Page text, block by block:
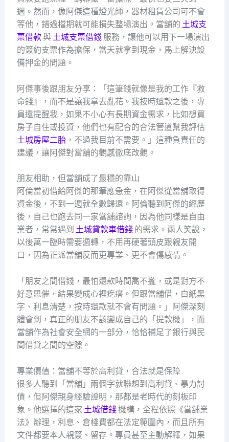
週。然而，像阿傑這種燈光師，器材租賃公司可不會
等他，錯過檔期就可能損失整場演出。當舖的 土城支
票借款與 土城支票借錢服務，讓他可以用下一場演出
的簽約支票作為擔保，當天就拿到現金，馬上解決設
備押金的問題。
阿傑事後跟朋友分享：「這筆錢就像是我的工作『救
命錢』，而不是讓我拿去亂花。我按時還款之後，專
員還提醒我，如果不小心有長期資金需求，比如想買
房子自住或投資，他們也有配合的合法管道幫我評估
土城房屋二胎，不過我目前不需要。」這種負責任的
建議，讓阿傑對當舖的觀感徹底改觀。
朋友相助，但當舖成了最穩的靠山
阿倫當初借給阿傑的那筆應急金，在阿傑從當舖取得
資金後，不到一週就全數歸還。阿倫聽到阿傑的經歷
後，自己也跑去同一家當舖諮詢，因為他同樣是自由
業者，常常遇到 土城貸款車借錢的需求。兩人笑說，
以後萬一臨時需要週轉，不用再硬著頭皮跟親友開
口，因為正派當舖反而更專業、更不會傷感情。
「朋友之間借錢，最怕還款時間喬不攏，或是對方不
好意思催，結果變成心裡疙瘩。但跟當舖借，白紙黑
字、利息清楚，按時還款就不會有問題。」阿傑深刻
體會到，真正的朋友不該變成自己的「提款機」，而
當舖作為社會安全網的一部分，恰恰補足了銀行與民
間借貸之間的空隙。
專業價值：當舖不等於高利貸，合法就是保障
很多人聽到「當舖」兩個字就聯想到高利貸、暴力討
債，但阿傑親身經驗證明，那都是老時代的刻板印
象。他選擇的這家 土城借錢機構，全程依照《當舖業
法》辦理，利息、倉棧費都在法定範圍內，而且所有
文件都要本人親簽、留存。專員甚至主動解釋，如果